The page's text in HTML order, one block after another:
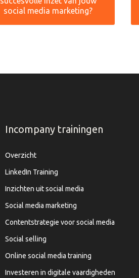
social media marketing?
Incompany trainingen
Overzicht
LinkedIn Training
Inzichten uit social media
Social media marketing
Contentstrategie voor social media
Social selling
Online social media training
Investeren in digitale vaardigheden